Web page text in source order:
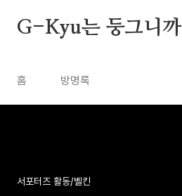
G-Kyu는 둥그니까
홈 방명록
서포터즈 활동/벨킨